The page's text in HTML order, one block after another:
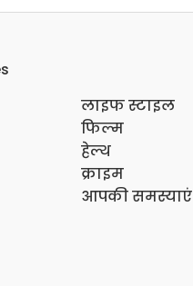
लाइफ स्टाइल
फिल्म
हेल्थ
क्राइम
आपकी समस्याएं